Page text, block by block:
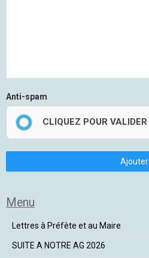
Anti-spam
CLIQUEZ POUR VALIDER
Ajouter
Menu
Lettres à Préfète et au Maire
SUITE A NOTRE AG 2026